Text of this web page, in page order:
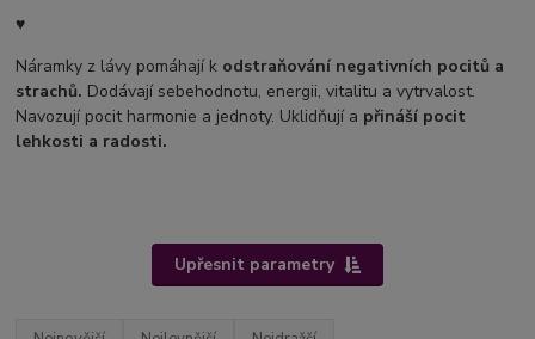
♥
Náramky z lávy pomáhají k odstraňování negativních pocitů a
strachů. Dodávají sebehodnotu, energii, vitalitu a vytrvalost.
Navozují pocit harmonie a jednoty. Uklidňují a přináší pocit
lehkosti a radosti.
Upřesnit parametry